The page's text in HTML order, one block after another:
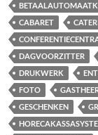
CABARET
DAGVOORZITTER
DRUKWERK
FOTO
GESCHENKEN